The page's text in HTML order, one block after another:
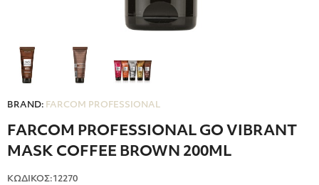
BRAND: FARCOM PROFESSIONAL
FARCOM PROFESSIONAL GO VIBRANT
MASK COFFEE BROWN 200ML
ΚΩΔΙΚΟΣ:12270